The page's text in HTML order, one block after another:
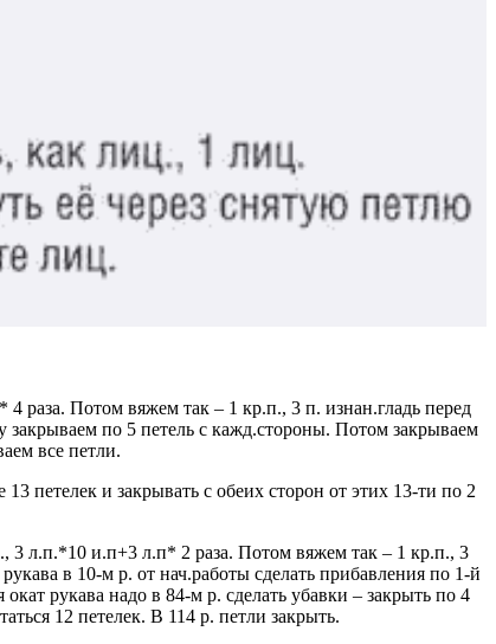
Потом вяжем так – 1 кр.п., 3 п. изнан.гладь перед
по 5 петель с кажд.стороны. Потом закрываем
все петли.
петелек и закрывать с обеих сторон от этих 13-ти по 2
3 л.п.*10 и.п+3 л.п* 2 раза. Потом вяжем так – 1 кр.п., 3
в 10-м р. от нач.работы сделать прибавления по 1-й
рукава надо в 84-м р. сделать убавки – закрыть по 4
12 петелек. В 114 р. петли закрыть.